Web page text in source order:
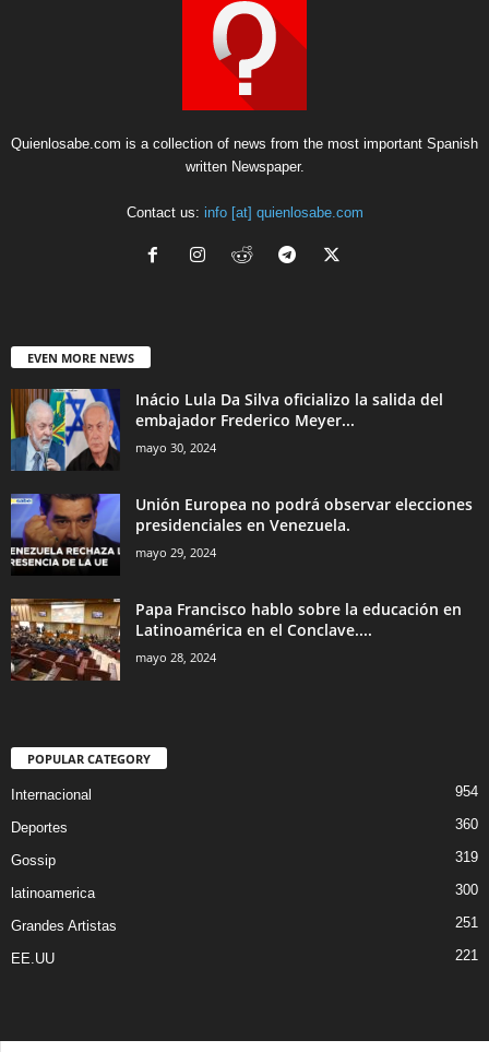
Quienlosabe.com is a collection of news from the most important Spanish
written Newspaper.
Contact us: info [at] quienlosabe.com
EVEN MORE NEWS
Inácio Lula Da Silva oficializo la salida del
embajador Frederico Meyer...
mayo 30, 2024
Unión Europea no podrá observar elecciones
presidenciales en Venezuela.
mayo 29, 2024
Papa Francisco hablo sobre la educación en
Latinoamérica en el Conclave....
mayo 28, 2024
POPULAR CATEGORY
Internacional 954
Deportes 360
Gossip 319
latinoamerica 300
Grandes Artistas 251
EE.UU 221